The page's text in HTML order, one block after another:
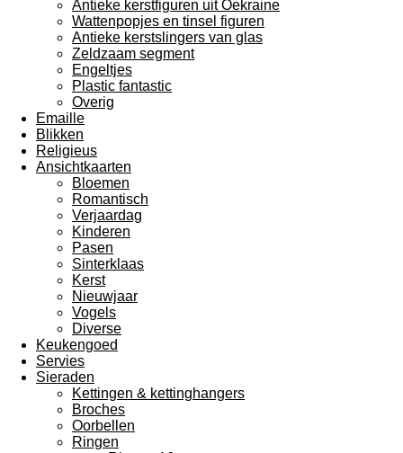
Antieke kerstfiguren uit Oekraine
Wattenpopjes en tinsel figuren
Antieke kerstslingers van glas
Zeldzaam segment
Engeltjes
Plastic fantastic
Overig
Emaille
Blikken
Religieus
Ansichtkaarten
Bloemen
Romantisch
Verjaardag
Kinderen
Pasen
Sinterklaas
Kerst
Nieuwjaar
Vogels
Diverse
Keukengoed
Servies
Sieraden
Kettingen & kettinghangers
Broches
Oorbellen
Ringen